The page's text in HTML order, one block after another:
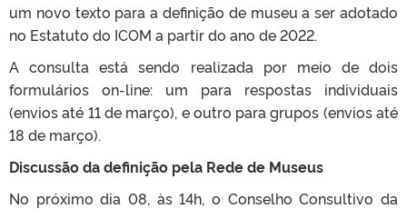
um novo texto para a definição de museu a ser adotado
no Estatuto do ICOM a partir do ano de 2022.
A consulta está sendo realizada por meio de dois
formulários on-line: um para respostas individuais
(envios até 11 de março), e outro para grupos (envios até
18 de março).
Discussão da definição pela Rede de Museus
No próximo dia 08, às 14h, o Conselho Consultivo da